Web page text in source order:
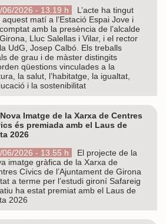
06/2026 - 13.19 h
L’acte ha tingut
aquest matí a l’Estació Espai Jove i
amb la presència de l’alcalde
Lluc Salellas i Vilar, i el rector
UdG, Josep Calbó. Els treballs
de grau i de màster distingits
qüestions vinculades a la
la salut, l’habitatge, la igualtat,
i la sostenibilitat
Imatge de la Xarxa de Centres
és premiada amb el Laus de
2026
06/2026 - 13.55 h
El projecte de la
imatge gràfica de la Xarxa de
Cívics de l’Ajuntament de Girona
a terme per l’estudi gironí Safareig
ha estat premiat amb el Laus de
2026